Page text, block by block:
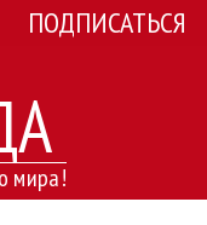
мира!
ПОДПИСАТЬСЯ